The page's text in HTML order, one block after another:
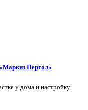
Пергол»
у дома и настройку